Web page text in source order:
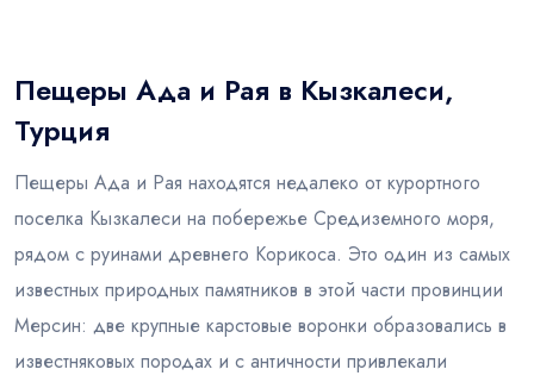
Пещеры Ада и Рая в Кызкалеси,
Турция
Пещеры Ада и Рая находятся недалеко от курортного
поселка Кызкалеси на побережье Средиземного моря,
рядом с руинами древнего Корикоса. Это один из самых
известных природных памятников в этой части провинции
Мерсин: две крупные карстовые воронки образовались в
известняковых породах и с античности привлекали